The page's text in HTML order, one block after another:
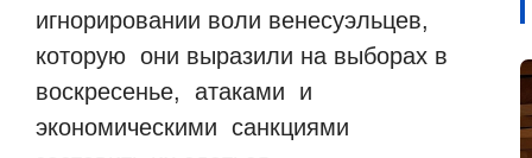
игнорировании воли венесуэльцев,
которую они выразили на выборах в
воскресенье, атаками и
экономическими санкциями